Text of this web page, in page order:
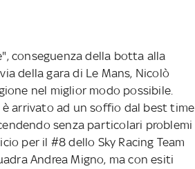
conseguenza della botta alla
della gara di Le Mans, Nicolò
nel miglior modo possibile.
è arrivato ad un soffio dal best time
senza particolari problemi
per il #8 dello Sky Racing Team
Andrea Migno, ma con esiti